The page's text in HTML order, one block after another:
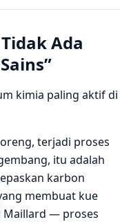
Ada
kimia paling aktif di
terjadi proses
itu adalah
karbon
membuat kue
Maillard — proses